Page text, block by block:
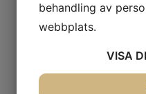
behandling av
webbplats.
VISA